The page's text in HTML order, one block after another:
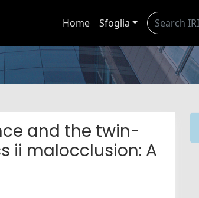
Home Sfoglia
and the twin-
ii malocclusion: A